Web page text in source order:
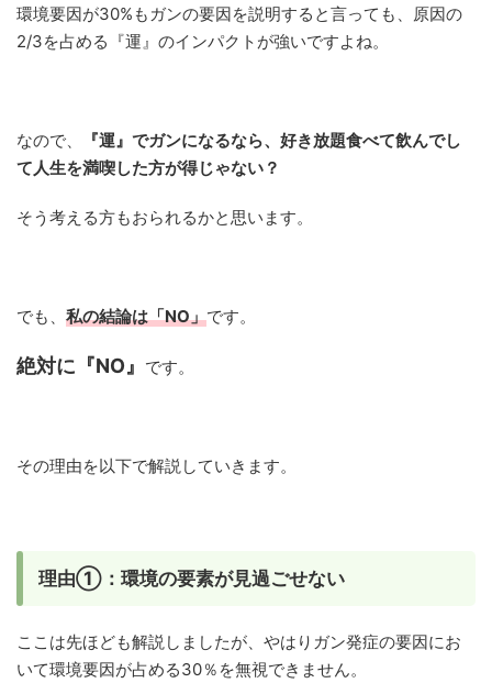
環境要因が30%もガンの要因を説明すると言っても、原因の
2/3を占める『運』のインパクトが強いですよね。
なので、
『運』でガンになるなら、好き放題食べて飲んでし
て人生を満喫した方が得じゃない？
そう考える方もおられるかと思います。
でも、 私の結論は「NO」です。
絶対に『NO』 です。
その理由を以下で解説していきます。
理由①：環境の要素が見過ごせない
ここは先ほども解説しましたが、やはりガン発症の要因にお
いて環境要因が占める30％を無視できません。